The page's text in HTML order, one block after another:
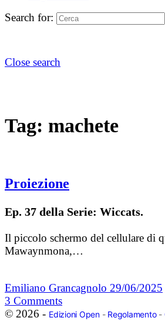
Search for:
Close search
Tag: machete
Proiezione
Ep. 37 della Serie: Wiccats.
Il piccolo schermo del cellulare di
Mawaynmona,…
Emiliano Grancagnolo 29/06/2025
3 Comments
© 2026 - Edizioni Open- Regolamento-